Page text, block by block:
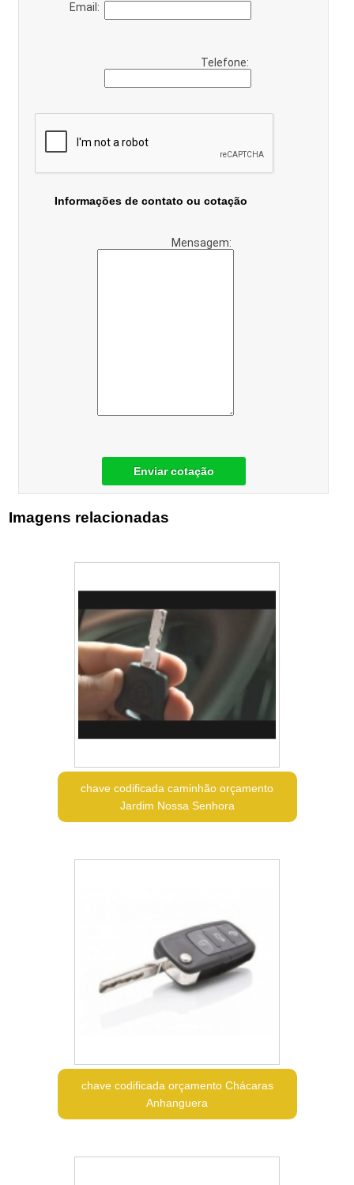
Email:
Telefone:
Informações de contato ou cotação
Mensagem:
Enviar cotação
Imagens relacionadas
chave codificada caminhão orçamento
Jardim Nossa Senhora
chave codificada orçamento Chácaras
Anhanguera